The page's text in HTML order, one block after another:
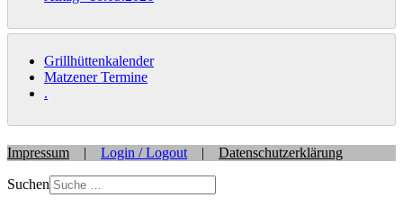
Grillhüttenkalender
Matzener Termine
.
Impressum | Login / Logout | Datenschutzerklärung
Suchen